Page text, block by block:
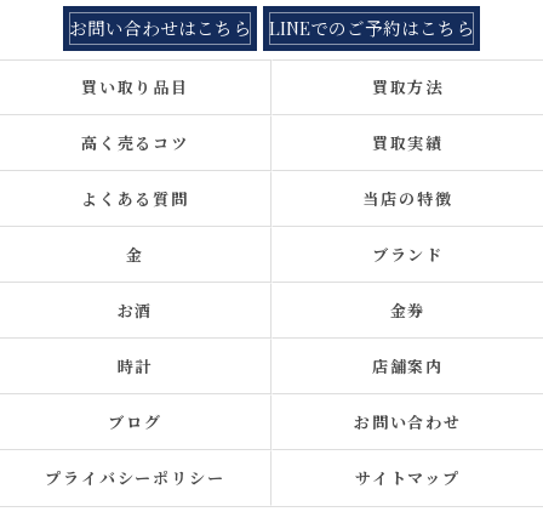
お問い合わせはこちら LINEでのご予約はこちら
買い取り品目 買取方法
高く売るコツ 買取実績
よくある質問 当店の特徴
金 ブランド
お酒 金券
時計 店舗案内
ブログ お問い合わせ
プライバシーポリシー サイトマップ